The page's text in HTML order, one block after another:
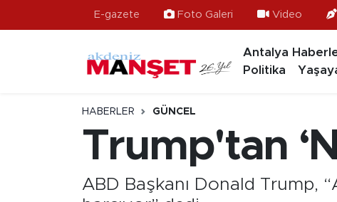
E-gazete Foto Galeri Video
Antalya
Politika
HABERLER GÜNCEL
Trump'tan
ABD Başkanı Donald Trump,
Ekonomi
Hava Durumu
Tüm Manşetler
Son Dakika Haberleri